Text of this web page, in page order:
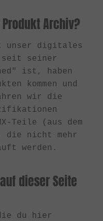
Archiv?
unser digitales
seit seiner
ist, haben
kommen und
wir die
Teile (aus dem
die nicht mehr
werden.
dieser Seite
du hier